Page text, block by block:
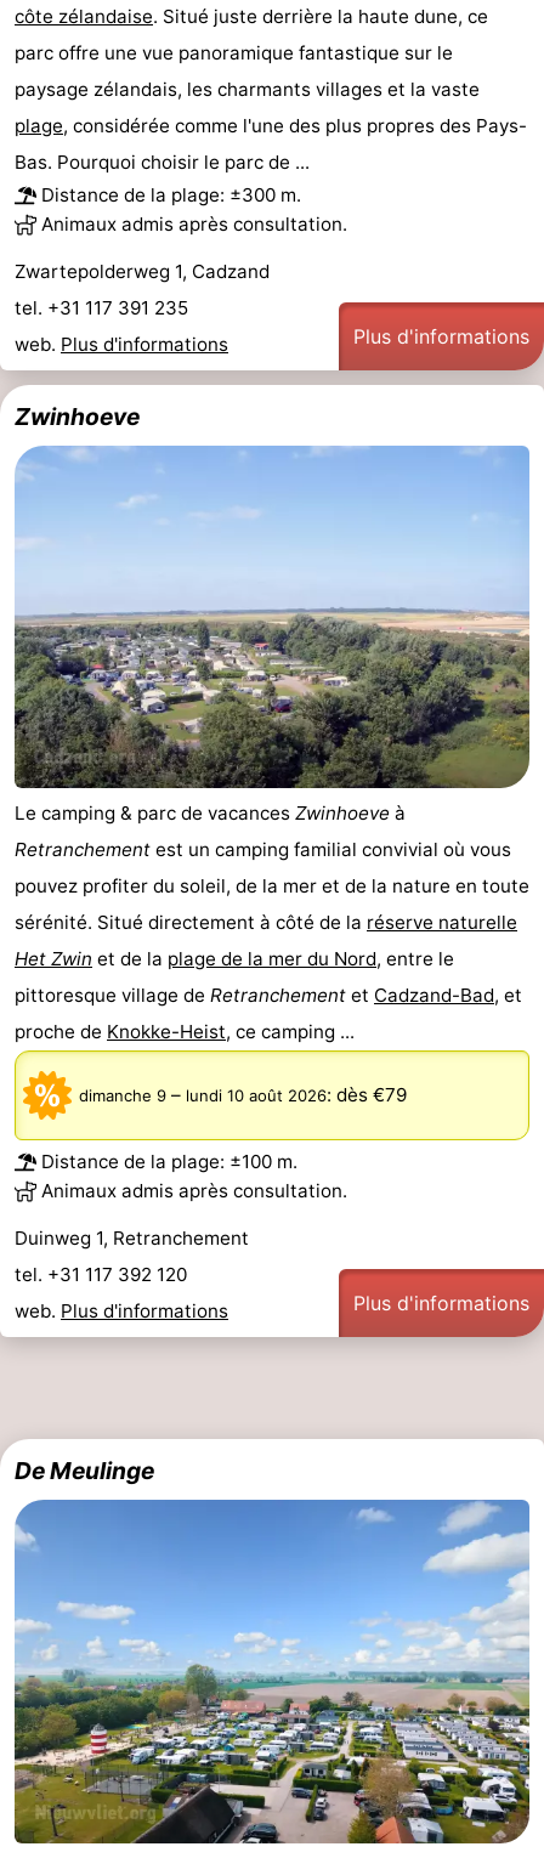
Resort
Nieuwvliet-
Bad
Waterdunen
-
Zonneweelde
-
Zwinhoeve
Hôtels
Last
minutes
Plages
et
Lieux
Monuments
-
Points
de
vue
Attractions
-
Croisières
-
Terrains
jeux
-
de
jeux
intérieures
Bowling
-
Parcours
de
mini-
golf
Centres
de
bien-
être
Villages
&
villes
Nature
Sports
-
Piscines
Faire
-
Terrains
de
-
Surfen
-
Sportive
Equitation
Glossopètre
Observation
des
phoques
Boire
et
Événements
côte zélandaise. Situé juste derrière la haute dune, ce
parc offre une vue panoramique fantastique sur le
paysage zélandais, les charmants villages et la vaste
plage, considérée comme l'une des plus propres des Pays-
Bas. Pourquoi choisir le parc de ...
Distance de la plage: ±300 m.
Animaux admis après consultation.
Zwartepolderweg 1, Cadzand
tel. +31 117 391 235
web. Plus d'informations Plus d'informations
Zwinhoeve
Le camping & parc de vacances Zwinhoeve à
Retranchement est un camping familial convivial où vous
pouvez profiter du soleil, de la mer et de la nature en toute
sérénité. Situé directement à côté de la réserve naturelle
Het Zwin et de la plage de la mer du Nord, entre le
pittoresque village de Retranchement et Cadzand-Bad, et
proche de Knokke-Heist, ce camping ...
dimanche 9 – lundi 10 août 2026: dès €79
Distance de la plage: ±100 m.
Animaux admis après consultation.
Duinweg 1, Retranchement
tel. +31 117 392 120
web. Plus d'informations Plus d'informations
De Meulinge